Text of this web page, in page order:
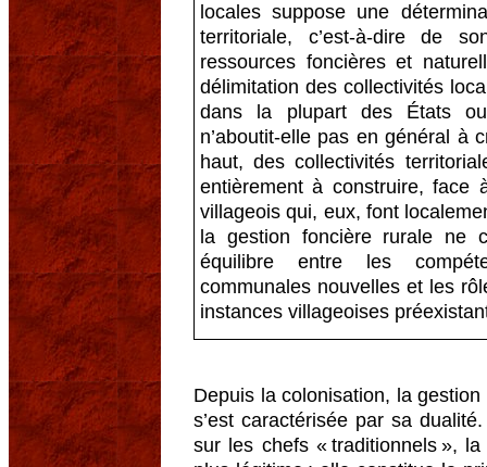
locales suppose une
territoriale, c’est-à-dire de
ressources foncières et
délimitation des collectivités
dans la plupart des États
n’aboutit-elle pas en général à
haut, des collectivités
entièrement à construire, face
villageois qui, eux, font
la gestion foncière rurale ne
équilibre entre les
communales nouvelles et les
instances villageoises
Depuis la colonisation, la
s’est caractérisée par sa
sur les chefs « traditionnels »,